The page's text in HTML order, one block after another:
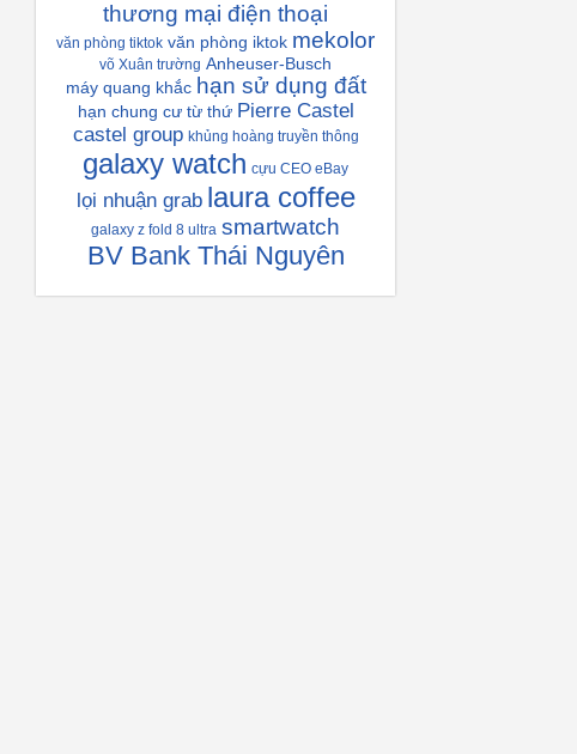
thương mại điện thoại
văn phòng tiktok văn phòng iktok mekolor
võ Xuân trường Anheuser-Busch
máy quang khắc hạn sử dụng đất
hạn chung cư từ thứ Pierre Castel
castel group khủng hoàng truyền thông
galaxy watch cựu CEO eBay
lọi nhuận grab laura coffee
galaxy z fold 8 ultra smartwatch
BV Bank Thái Nguyên